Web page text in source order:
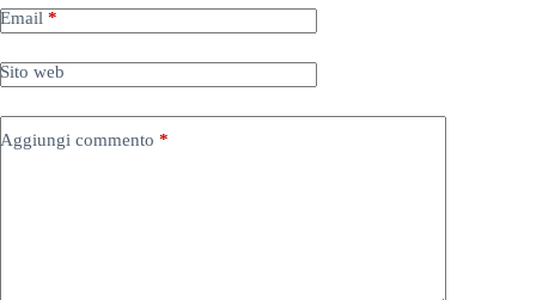
Email *
Sito web
Aggiungi commento *